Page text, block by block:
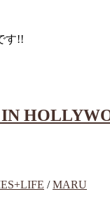
す!!
/MARU